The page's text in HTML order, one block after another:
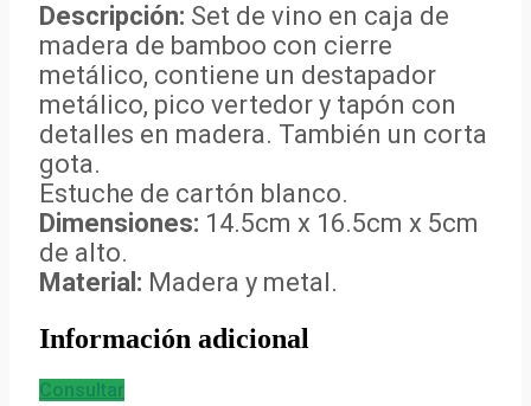
Descripción: Set de vino en caja de
madera de bamboo con cierre
metálico, contiene un destapador
metálico, pico vertedor y tapón con
detalles en madera. También un corta
gota.
Estuche de cartón blanco.
Dimensiones: 14.5cm x 16.5cm x 5cm
de alto.
Material: Madera y metal.
Información adicional
Consultar